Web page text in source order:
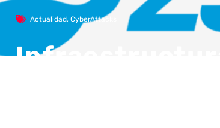
Actualidad, CyberAttacks